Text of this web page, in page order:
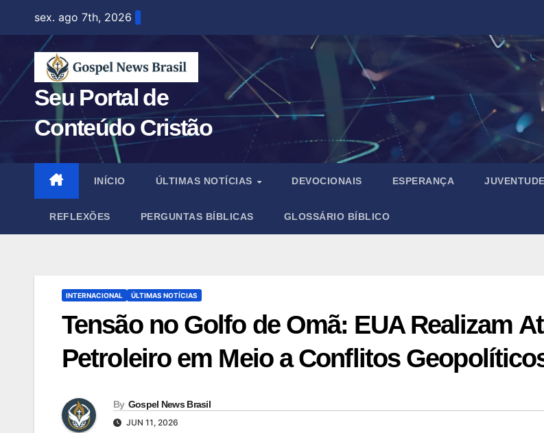
content
sex. ago 7th, 2026
Seu Portal de
Conteúdo Cristão
INÍCIO ÚLTIMAS NOTÍCIAS DEVOCIONAIS ESPERANÇA JUVENTUDE
REFLEXÕES PERGUNTAS BÍBLICAS GLOSSÁRIO BÍBLICO
INTERNACIONAL ÚLTIMAS NOTÍCIAS
Tensão no Golfo de Omã: EUA Realizam
Petroleiro em Meio a Conflitos
By Gospel News Brasil
JUN 11, 2026